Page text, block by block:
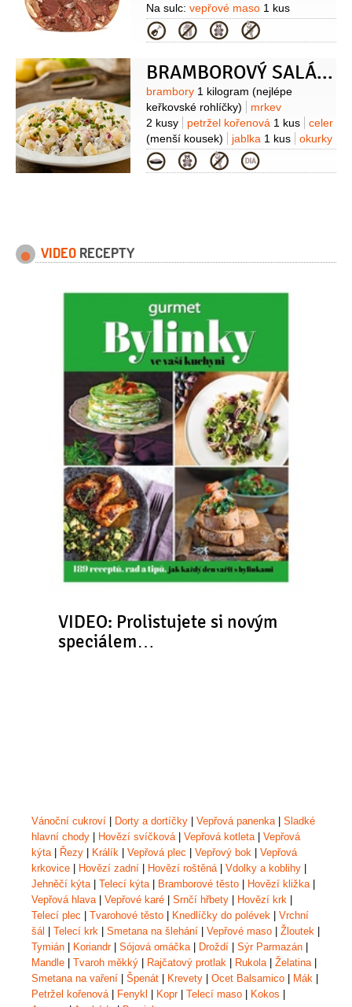
Na sulc: vepřové maso 1 kus
(koleno)
vepřové maso
(nožičky)
cibule2 kusy
česnek
10 gramů
pepř černý10 kusů
(celý)
bobkový list 2 kusy
kyselé
3 kusy ocet (na dochucení)
Kategorie
BRAMBOROVÝ SALÁT I
Suroviny
brambory 1 kilogram (nejlépe
keřkovské rohlíčky)
mrkev
2 kusy
petržel kořenová 1 kus
celer
(menší kousek)
jablka 1 kus
okurky
kyselé6 kusů vejce4 kusy
200 gramů (od kosti)
hrášek
Kategorie
VIDEO RECEPTY
VIDEO: Prolistujete si novým
speciálem…
Vánoční cukroví Dorty a dortíčky Vepřová panenka| Sladké
hlavní chody
Hovězí svíčková| Vepřová kotleta| Vepřová
kýta| Řezy Králík Vepřová plec Vepřový bok
Vepřová
krkovice
Hovězí zadní Hovězí roštěná| Vdolky a koblihy
Jehněčí kýta| Telecí kýta| Bramborové těsto Hovězí kližka|
Vepřová hlava| Vepřové karé Srnčí hřbety Hovězí krk
Telecí plec
Tvarohové těsto Knedlíčky do polévek
Vrchní
šál
Telecí krk Smetana na šlehání Vepřové maso Žloutek
Tymián
Koriandr| Sójová omáčka| Droždí Sýr Parmazán
Mandle
Tvaroh měkký Rajčatový protlak Rukola| Želatina|
Smetana na vaření
Špenát Krevety Ocet Balsamico Mák
Petržel kořenová| Fenykl Kopr| Telecí maso Kokos